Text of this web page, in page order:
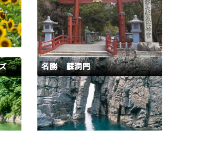
な畑
約5
す。
頃か
は
情
仲哀天皇ほか六座を祀り、「越前一
の宮」「北陸道総鎮守」とも称され
る古社です。佐渡ヶ島から漂着した
ムロで建立したと伝わる大鳥居は、
木造としては、「広島・厳島神社」
「奈良・春日大社」と並ぶ「日本三
大木造鳥居」のひとつで、国の重要
文化財に指定されています…
・三
ネル
でめ
名勝 蘇洞門
内外海半島北側の海岸にある海蝕洞
で、日本海の荒波が創りあげた海の
芸術。約6kmにわたる断崖美と地獄
若狭路 小浜市